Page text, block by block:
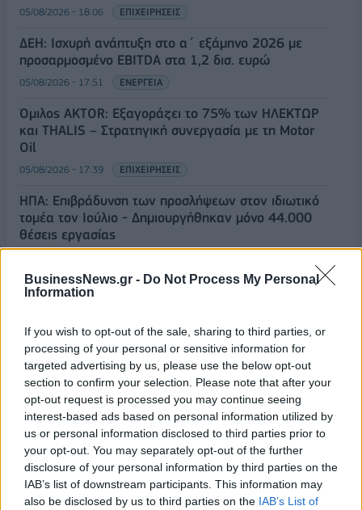
BusinessNews.gr - Do Not Process My Personal
Information
If you wish to opt-out of the sale, sharing to third parties, or
processing of your personal or sensitive information for
targeted advertising by us, please use the below opt-out
section to confirm your selection. Please note that after your
opt-out request is processed you may continue seeing
interest-based ads based on personal information utilized by
us or personal information disclosed to third parties prior to
your opt-out. You may separately opt-out of the further
disclosure of your personal information by third parties on the
IAB’s list of downstream participants. This information may
also be disclosed by us to third parties on the IAB’s List of
05/08/2026 - 18:06 ΕΠΙΧΕΙΡΗΣΕΙΣ
ΔΕΗ: Ισχυρή ανάπτυξη στο α΄ εξάμηνο 2026 με
προσαρμοσμένο EBITDA στα 1,2 δισ. ευρώ
05/08/2026 - 17:51 ΕΝΕΡΓΕΙΑ
Όμιλος AKTOR: Εξαγοράζει το 75% των ΗΛΕΚΤΩΡ
και THALIS – Στρατηγική συνεργασία με τη Motor
Oil
05/08/2026 - 17:39 ΕΠΙΧΕΙΡΗΣΕΙΣ
ΗΠΑ: Επιβράδυνση των προσλήψεων στον ιδιωτικό
τομέα τον Ιούλιο - Δημιουργήθηκαν μόνο 44.000
θέσεις εργασίας
Τ. Θεοδωρικάκος: Στηρίζουμε με πράξεις την
05/08/2026 - 16:51 ΠΟΛΙΤΙΚΗ
Ν. Χαρδαλιάς: Μηδενική ανοχή και σε νομικό
επίπεδο για τους υπαίτιους της πυρκαγιάς στη
Δυτική Αττική
05/08/2026 - 16:26 ΕΛΛΑΔΑ
ΕΕ: Διοχετεύει 1,4 δισ. ευρώ στην Ουκρανία από
παγωμένα ρωσικά κεφάλαια
05/08/2026 - 16:03 ΚΟΣΜΟΣ